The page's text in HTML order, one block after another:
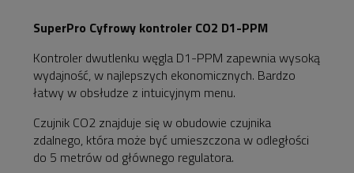
SuperPro Cyfrowy kontroler CO2 D1-PPM
Kontroler dwutlenku węgla D1-PPM zapewnia wysoką
wydajność, w najlepszych ekonomicznych. Bardzo
łatwy w obsłudze z intuicyjnym menu.
Czujnik CO2 znajduje się w obudowie czujnika
zdalnego, która może być umieszczona w odległości
do 5 metrów od głównego regulatora.